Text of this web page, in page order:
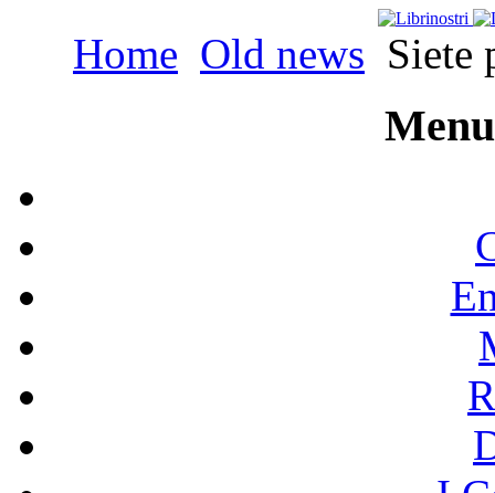
Home Old news Siete